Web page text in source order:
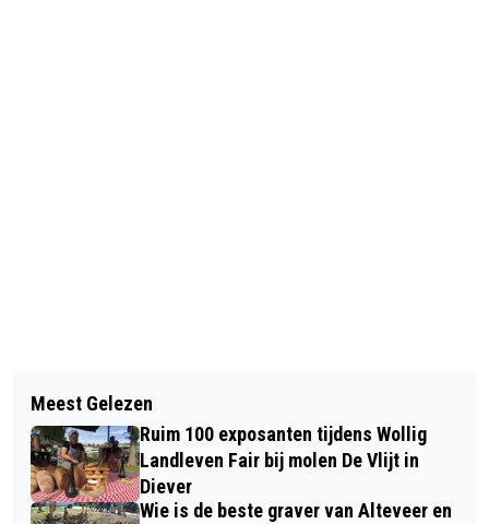
DRENTHE COLLEGE ONTVANGT
POSITIEVE BEOORDELING VAN DE
ONDERWIJSINSPECTIE
MEPPELER MANNENKOOR BRENGT
KERSTSFEER BIJ
LICHTJESWANDELING
Meest Gelezen
Ruim 100 exposanten tijdens Wollig
Landleven Fair bij molen De Vlijt in
Diever
Wie is de beste graver van Alteveer en